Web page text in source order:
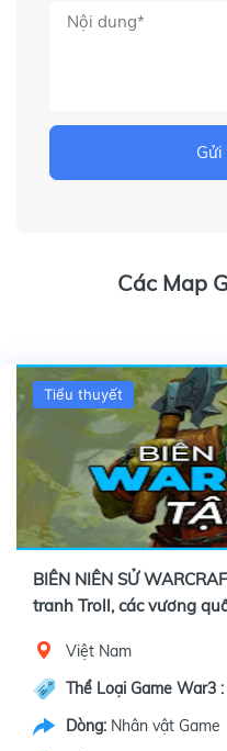
Các Map
Tiểu thuyết
BIÊN NIÊN SỬ
tranh Troll, các vương
Việt Nam
Thể Loại Game War3 :
Dòng: Nhân vật Game